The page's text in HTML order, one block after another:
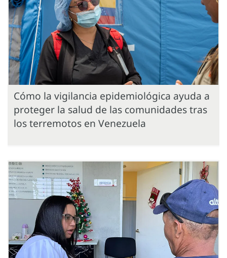
Cómo la vigilancia epidemiológica ayuda a
proteger la salud de las comunidades tras
los terremotos en Venezuela